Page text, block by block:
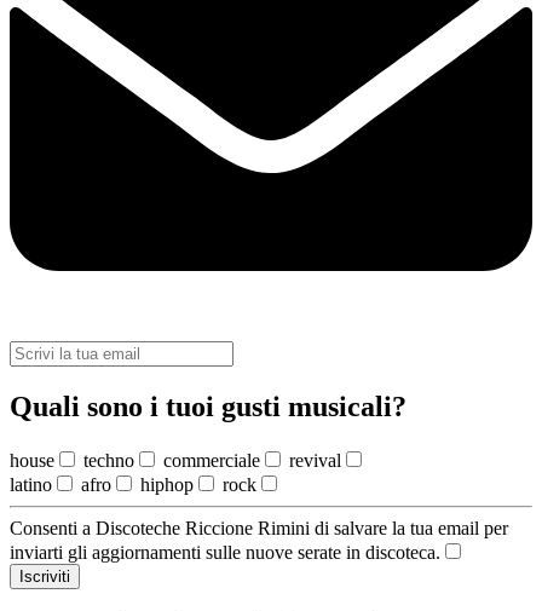
Quali sono i tuoi gusti musicali?
house techno commerciale
revival
latino
afro hiphop rock
Consenti a Discoteche Riccione Rimini di salvare la tua email per
inviarti gli aggiornamenti sulle nuove serate in discoteca.
Iscriviti